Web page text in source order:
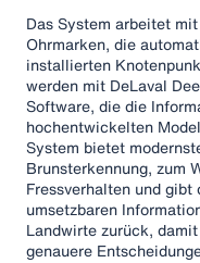
Das System arbeitet
Ohrmarken, die
installierten
werden mit DeLaval
Software, die die
hochentwickelten
System bietet
Brunsterkennung, zum
Fressverhalten und gibt
umsetzbaren
Landwirte zurück,
genauere